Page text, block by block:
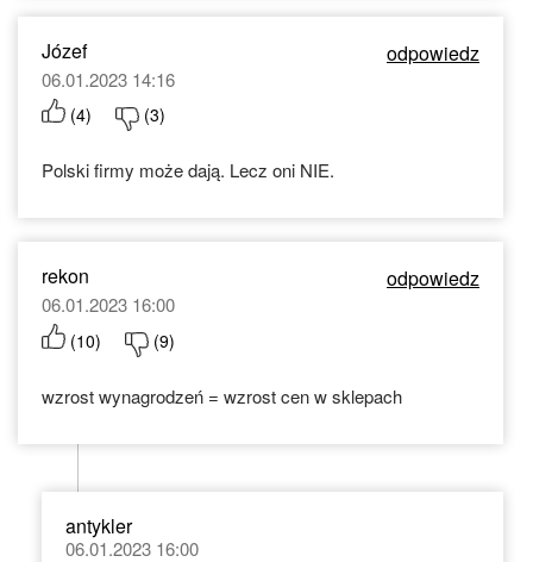
Józef odpowiedz
06.01.2023 14:16
(4) (3)
Polski firmy może dają. Lecz oni NIE.
rekon odpowiedz
06.01.2023 16:00
(10) (9)
wzrost wynagrodzeń = wzrost cen w sklepach
antykler
06.01.2023 16:00